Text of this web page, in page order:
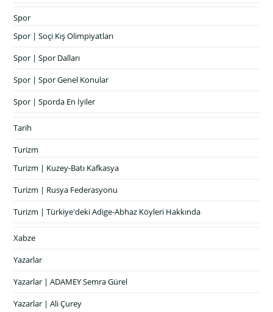
Spor
Spor | Soçi Kış Olimpiyatları
Spor | Spor Dalları
Spor | Spor Genel Konular
Spor | Sporda En İyiler
Tarih
Turizm
Turizm | Kuzey-Batı Kafkasya
Turizm | Rusya Federasyonu
Turizm | Türkiye'deki Adige-Abhaz Köyleri Hakkında
Xabze
Yazarlar
Yazarlar | ADAMEY Semra Gürel
Yazarlar | Ali Çurey